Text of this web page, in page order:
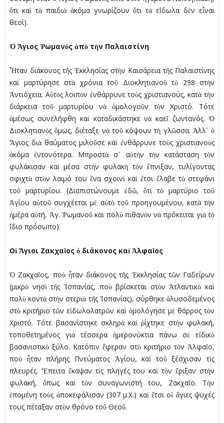
ὅτι καὶ τὰ παιδιὰ ἀκόµα γνωρίζουν ὅτι τὰ εἴδωλα δὲν εἶναι
θεοί).
Ὁ Ἅγιος Ῥωµανὸς ἀπὸ τὴν Παλαιστίνη
Ἦταν διάκονος τῆς Ἐκκλησίας στὴν Καισάρεια τῆς Παλαιστίνης
καὶ µαρτύρησε στὰ χρόνια τοῦ Διοκλητιανοῦ τὸ 298 στὴν
Ἀντιόχεια. Αὐτὸς λοιπὸν ἐνθάρρυνε τοὺς χριστιανούς, κατὰ τὴν
διάρκεια τοῦ µαρτυρίου νὰ ὁµολογοῦν τὸν Χριστό. Τότε
ἀµέσως συνελήφθη καὶ καταδικάστηκε νὰ καεῖ ζωντανός. Ὁ
Διοκλητιανὸς ὅµως, διέταξε νὰ τοῦ κόψουν τὴ γλῶσσα. Ἀλλ᾿ ὁ
Ἅγιος διὰ θαύµατος µιλοῦσε καὶ ἐνθάρρυνε τοὺς χριστιανοὺς
ἀκόµα ἐντονότερα. Μπροστὰ σ᾿ αὐτὴν τὴν κατάσταση τὸν
φυλάκισαν καὶ µέσα στὴν φυλακὴ τὸν ἔπνιξαν, τυλίγοντας
σφιχτὰ στὸν λαιµό του ἕνα σχοινὶ καὶ ἔτσι ἔλαβε τὸ στεφάνι
τοῦ µαρτυρίου. (Διαπιστώνουµε ἐδῶ, ὅτι τὸ µαρτύριο τοῦ
Ἁγίου αὐτοῦ συγχέεται µὲ αὐτὸ τοῦ προηγουµένου, κατὰ τὴν
ἡµέρα αὐτή, Ἁγ. Ῥωµανοῦ καὶ πολὺ πιθανὸν νὰ πρόκειται γιὰ τὸ
ἴδιο πρόσωπο).
Οἱ Ἅγιοι Ζακχαῖος ὁ διάκονος καὶ Ἀλφαῖος
Ὁ Ζακχαῖος, ποὺ ἦταν διάκονος τῆς Ἐκκλησίας τῶν Γαδείρων
(µικρὸ νησὶ τῆς Ἱσπανίας, ποὺ βρίσκεται στὸν Ἀτλαντικὸ καὶ
πολὺ κοντὰ στὴν στεριὰ τῆς Ἱσπανίας), σύρθηκε ἁλυσοδεµένος
στὸ κριτήριο τῶν εἰδωλολατρῶν καὶ ὁµολόγησε µὲ θάρρος τὸν
Χριστό. Τότε βασανίστηκε σκληρὰ καὶ ῥίχτηκε στὴν φυλακή,
τοποθετηµένος γιὰ τέσσερα ἡµερονύκτια πάνω σὲ εἰδικὸ
βασανιστικὸ ξύλο. Κατόπιν ἔφεραν στὸ κριτήριο τὸν Ἀλφαῖο,
ποὺ ἦταν πλήρης Πνεύµατος Ἁγίου, καὶ τοῦ ξέσχισαν τὶς
πλευρές. Ἔπειτα ἔκαψαν τὶς πληγές του καὶ τὸν ἔριξαν στὴν
φυλακή, ὅπως καὶ τὸν συναγωνιστή του, Ζακχαῖο. Τὴν
ἑποµένη τοὺς ἀποκεφάλισαν (307 µ.Χ.) καὶ ἔτσι οἱ ἅγιες ψυχές
τους πέταξαν στὸν θρόνο τοῦ Θεοῦ.